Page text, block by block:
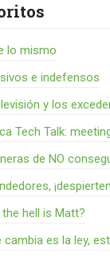
lo mismo
e indefensos
y los
Tech Talk:
de NO
the hell is Matt?
cambia es la ley,